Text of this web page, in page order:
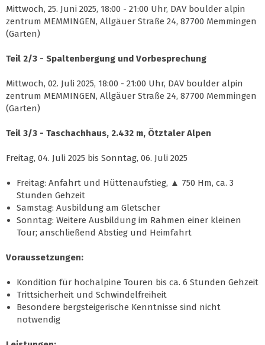
Mittwoch, 25. Juni 2025, 18:00 - 21:00 Uhr, DAV boulder alpin
zentrum MEMMINGEN, Allgäuer Straße 24, 87700 Memmingen
(Garten)
Teil 2/3 - Spaltenbergung und Vorbesprechung
Mittwoch, 02. Juli 2025, 18:00 - 21:00 Uhr, DAV boulder alpin
zentrum MEMMINGEN, Allgäuer Straße 24, 87700 Memmingen
(Garten)
Teil 3/3 - Taschachhaus, 2.432 m, Ötztaler Alpen
Freitag, 04. Juli 2025 bis Sonntag, 06. Juli 2025
Freitag: Anfahrt und Hüttenaufstieg, ▲ 750 Hm, ca. 3
Stunden Gehzeit
Samstag: Ausbildung am Gletscher
Sonntag: Weitere Ausbildung im Rahmen einer kleinen
Tour; anschließend Abstieg und Heimfahrt
Voraussetzungen:
Kondition für hochalpine Touren bis ca. 6 Stunden Gehzeit
Trittsicherheit und Schwindelfreiheit
Besondere bergsteigerische Kenntnisse sind nicht
notwendig